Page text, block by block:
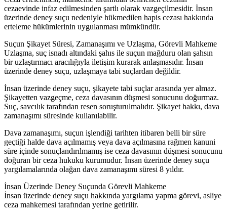
cezaevinde infaz edilmesinden şartlı olarak vazgeçilmesidir. İnsan
üzerinde deney suçu nedeniyle hükmedilen hapis cezası hakkında
erteleme hükümlerinin uygulanması mümkündür.
Suçun Şikayet Süresi, Zamanaşımı ve Uzlaşma, Görevli Mahkeme
Uzlaşma, suç isnadı altındaki şahıs ile suçun mağduru olan şahsın
bir uzlaştırmacı aracılığıyla iletişim kurarak anlaşmasıdır. İnsan
üzerinde deney suçu, uzlaşmaya tabi suçlardan değildir.
İnsan üzerinde deney suçu, şikayete tabi suçlar arasında yer almaz.
Şikayetten vazgeçme, ceza davasının düşmesi sonucunu doğurmaz.
Suç, savcılık tarafından resen soruşturulmalıdır. Şikayet hakkı, dava
zamanaşımı süresinde kullanılabilir.
Dava zamanaşımı, suçun işlendiği tarihten itibaren belli bir süre
geçtiği halde dava açılmamış veya dava açılmasına rağmen kanuni
süre içinde sonuçlandırılmamış ise ceza davasının düşmesi sonucunu
doğuran bir ceza hukuku kurumudur. İnsan üzerinde deney suçu
yargılamalarında olağan dava zamanaşımı süresi 8 yıldır.
İnsan Üzerinde Deney Suçunda Görevli Mahkeme
İnsan üzerinde deney suçu hakkında yargılama yapma görevi, asliye
ceza mahkemesi tarafından yerine getirilir.